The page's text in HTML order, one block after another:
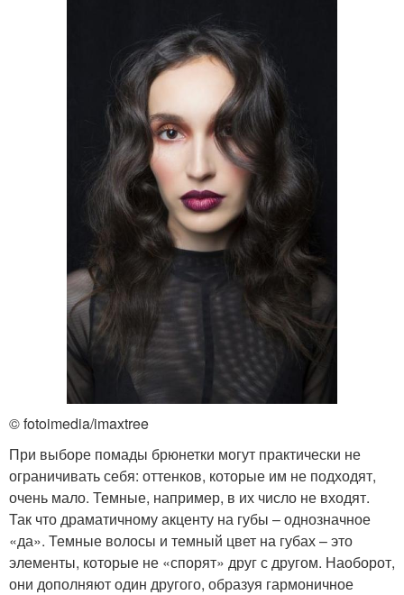
© fotoimedia/imaxtree
При выборе помады брюнетки могут практически не
ограничивать себя: оттенков, которые им не подходят,
очень мало. Темные, например, в их число не входят.
Так что драматичному акценту на губы – однозначное
«да». Темные волосы и темный цвет на губах – это
элементы, которые не «спорят» друг с другом. Наоборот,
они дополняют один другого, образуя гармоничное